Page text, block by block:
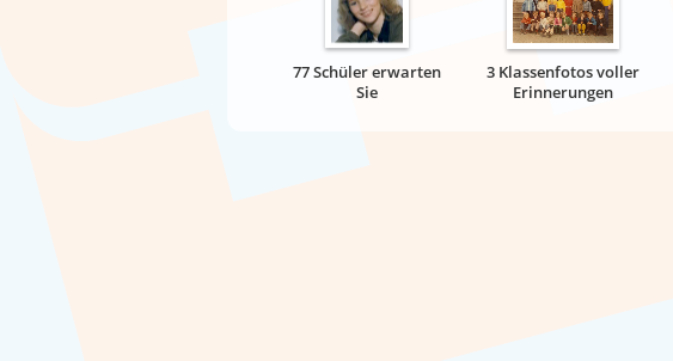
77 Schüler erwarten
Sie
3 Klassenfotos voller
Erinnerungen